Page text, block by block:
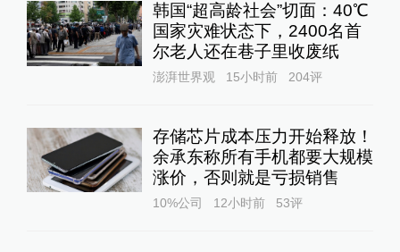
韩国“超高龄社会”切面：40℃
国家灾难状态下，2400名首
尔老人还在巷子里收废纸
澎湃世界观 15小时前 204评
存储芯片成本压力开始释放！
余承东称所有手机都要大规模
涨价，否则就是亏损销售
10%公司 12小时前 53评